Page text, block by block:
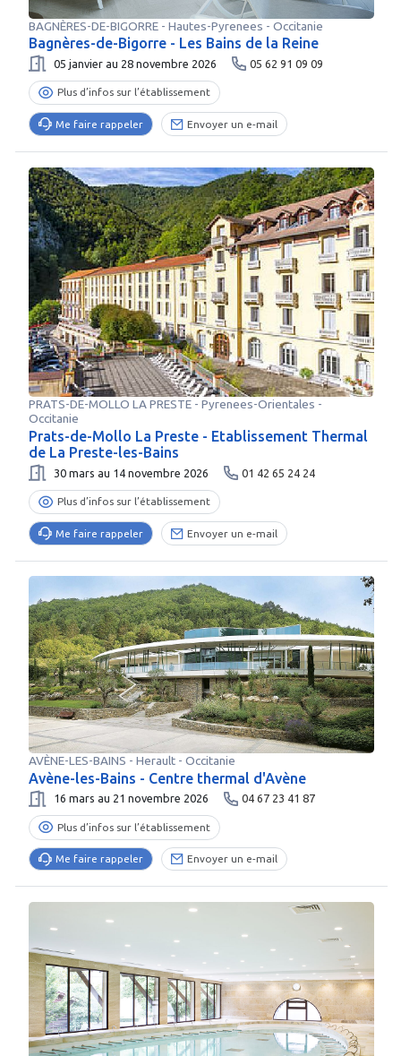
BAGNÈRES-DE-BIGORRE- Hautes-Pyrenees - Occitanie
Bagnères-de-Bigorre - Les Bains de la Reine
05 janvier au 28 novembre 2026 05 62 91 09 09
Plus d’infos sur l’établissement
Me faire rappeler Envoyer un e-mail
PRATS-DE-MOLLO LA PRESTE- Pyrenees-Orientales -
Occitanie
Prats-de-Mollo La Preste - Etablissement Thermal
de La Preste-les-Bains
30 mars au 14 novembre 2026 01 42 65 24 24
Plus d’infos sur l’établissement
Me faire rappeler Envoyer un e-mail
AVÈNE-LES-BAINS - Herault- Occitanie
Avène-les-Bains - Centre thermal d'Avène
16 mars au 21 novembre 2026 04 67 23 41 87
Plus d’infos sur l’établissement
Me faire rappeler Envoyer un e-mail